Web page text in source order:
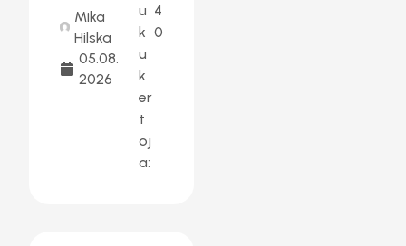
Mika
Hilska
05.08.
2026
u
k
u
k
er
t
oj
a:
4
0